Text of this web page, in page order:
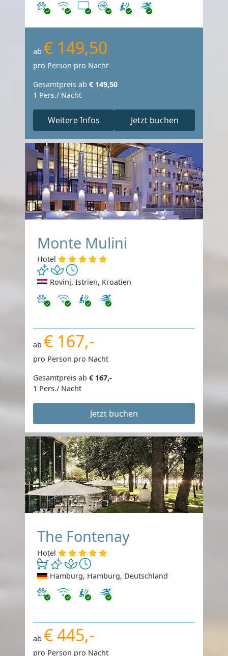
Haustiere erlaubt
InternetTV Nichtraucher
ab € 149,50
pro Person pro Nacht
Gesamtpreis ab € 149,50
1 Pers./ Nacht
Weitere Infos Jetzt buchen
Monte Mulini
Hotel
Rovinj, Istrien, Kroatien
Haustiere erlaubt
Internet
ab € 167,-
pro Person pro Nacht
Gesamtpreis ab € 167,-
1 Pers./ Nacht
Jetzt buchen
The Fontenay
Hotel
Hamburg, Hamburg, Deutschland
Haustiere erlaubt
Internet
ab € 445,-
pro Person pro Nacht